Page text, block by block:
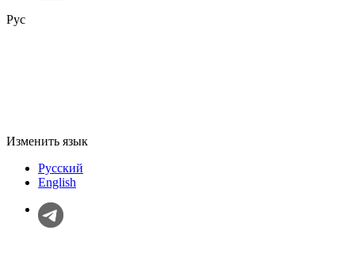
Рус
Изменить язык
Русский
English